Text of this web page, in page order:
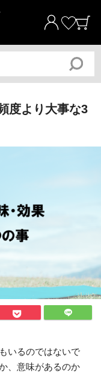
度より大事な3
いるのではないで
、意味があるのか